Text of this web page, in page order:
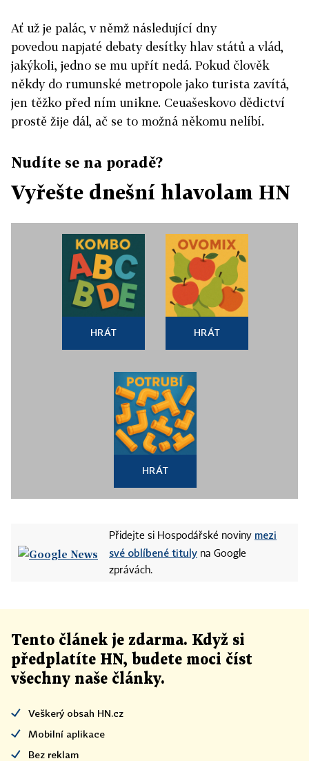
Ať už je palác, v němž následující dny
povedou napjaté debaty desítky hlav států a vlád,
jakýkoli, jedno se mu upřít nedá. Pokud člověk
někdy do rumunské metropole jako turista zavítá,
jen těžko před ním unikne. Ceuašeskovo dědictví
prostě žije dál, ač se to možná někomu nelíbí.
Nudíte se na poradě?
Vyřešte dnešní hlavolam HN
HRÁT HRÁT
HRÁT
Přidejte si Hospodářské noviny mezi
své oblíbené tituly na Google
zprávách.
Tento článek je zdarma. Když si
předplatíte HN, budete moci číst
všechny naše články.
Veškerý obsah HN.cz
Mobilní aplikace
Bez reklam